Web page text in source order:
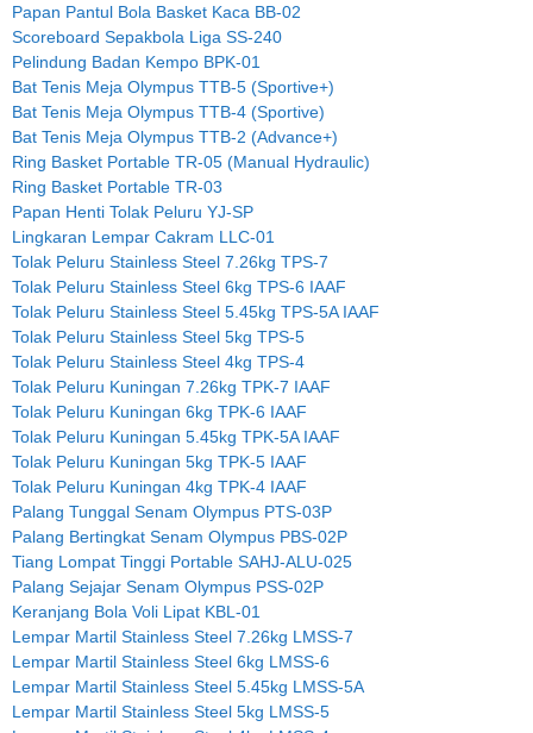
Papan Pantul Bola Basket Kaca BB-02
Scoreboard Sepakbola Liga SS-240
Pelindung Badan Kempo BPK-01
Bat Tenis Meja Olympus TTB-5 (Sportive+)
Bat Tenis Meja Olympus TTB-4 (Sportive)
Bat Tenis Meja Olympus TTB-2 (Advance+)
Ring Basket Portable TR-05 (Manual Hydraulic)
Ring Basket Portable TR-03
Papan Henti Tolak Peluru YJ-SP
Lingkaran Lempar Cakram LLC-01
Tolak Peluru Stainless Steel 7.26kg TPS-7
Tolak Peluru Stainless Steel 6kg TPS-6 IAAF
Tolak Peluru Stainless Steel 5.45kg TPS-5A IAAF
Tolak Peluru Stainless Steel 5kg TPS-5
Tolak Peluru Stainless Steel 4kg TPS-4
Tolak Peluru Kuningan 7.26kg TPK-7 IAAF
Tolak Peluru Kuningan 6kg TPK-6 IAAF
Tolak Peluru Kuningan 5.45kg TPK-5A IAAF
Tolak Peluru Kuningan 5kg TPK-5 IAAF
Tolak Peluru Kuningan 4kg TPK-4 IAAF
Palang Tunggal Senam Olympus PTS-03P
Palang Bertingkat Senam Olympus PBS-02P
Tiang Lompat Tinggi Portable SAHJ-ALU-025
Palang Sejajar Senam Olympus PSS-02P
Keranjang Bola Voli Lipat KBL-01
Lempar Martil Stainless Steel 7.26kg LMSS-7
Lempar Martil Stainless Steel 6kg LMSS-6
Lempar Martil Stainless Steel 5.45kg LMSS-5A
Lempar Martil Stainless Steel 5kg LMSS-5